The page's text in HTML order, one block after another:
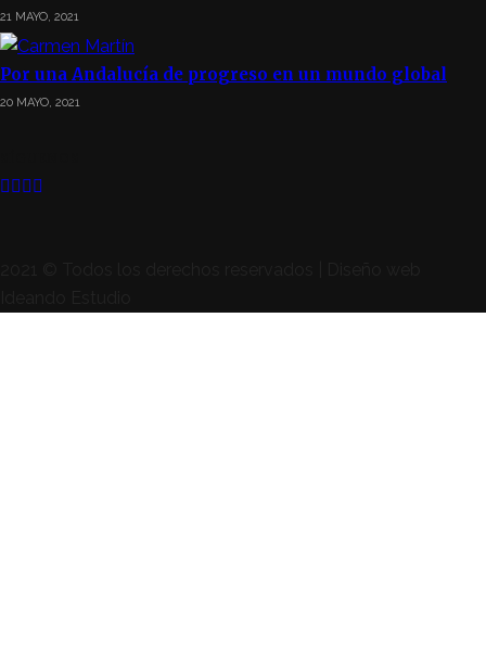
21 MAYO, 2021
Por una Andalucía de progreso en un mundo global
20 MAYO, 2021